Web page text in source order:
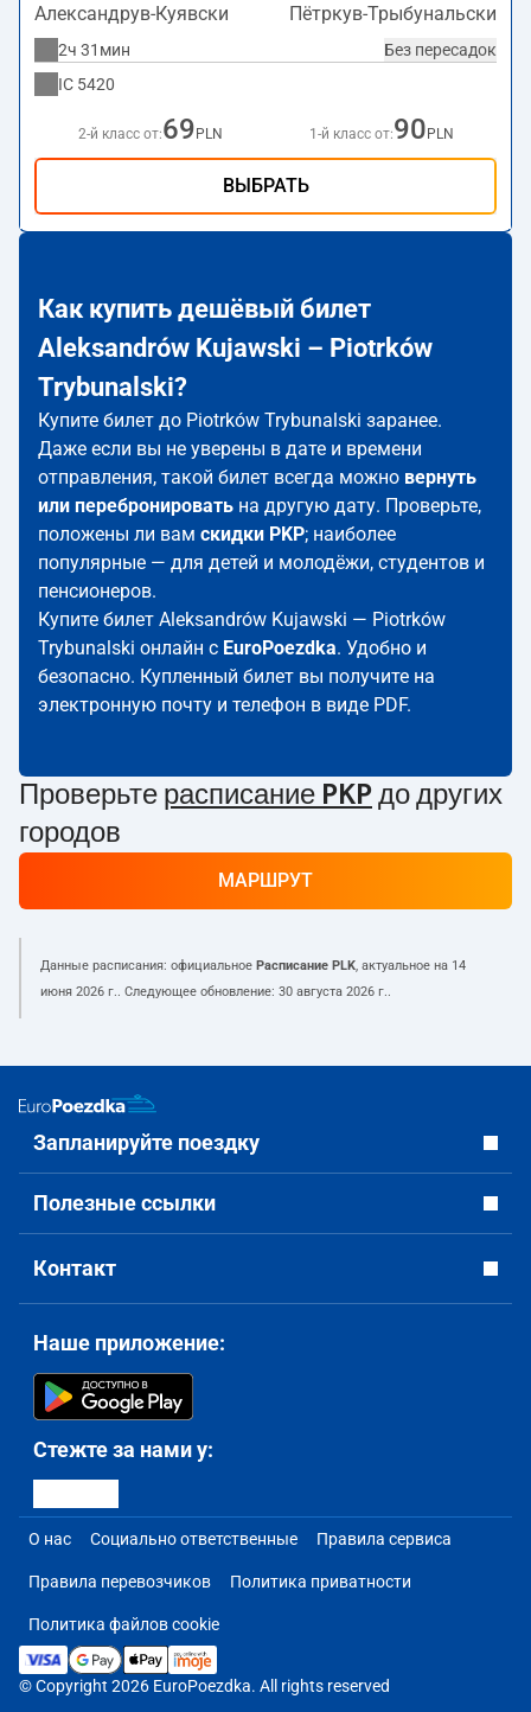
Александрув-Куявски Пётркув-Трыбунальски
Без пересадок
2ч 31мин
IC 5420
2-й класс от:69 PLN 1-й класс от:90 PLN
ВЫБРАТЬ
Как купить дешёвый билет
Aleksandrów Kujawski – Piotrków
Trybunalski?
Купите билет до Piotrków Trybunalski заранее.
Даже если вы не уверены в дате и времени
отправления, такой билет всегда можно вернуть
или перебронировать на другую дату. Проверьте,
положены ли вам скидки PKP; наиболее
популярные — для детей и молодёжи, студентов и
пенсионеров.
Купите билет Aleksandrów Kujawski — Piotrków
Trybunalski онлайн с EuroPoezdka. Удобно и
безопасно. Купленный билет вы получите на
электронную почту и телефон в виде PDF.
Проверьте расписание PKP до других
городов
МАРШРУТ
Данные расписания: официальное Расписание PLK, актуальное на 14
июня 2026 г.. Следующее обновление: 30 августа 2026 г..
Запланируйте поездку
Полезные ссылки
Контакт
Наше приложение:
Стежте за нами у:
О нас Социально ответственные Правила сервиса
Правила перевозчиков Политика приватности
Политика файлов cookie
© Copyright 2026 EuroPoezdka. All rights reserved